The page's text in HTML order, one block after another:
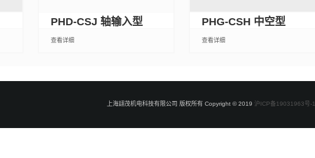
PHD-CSJ 轴输入型
查看详细
PHG-CSH 中空型
查看详细
上海翃茂机电科技有限公司 版权所有 Copyright © 2019 沪ICP备19031963号-1